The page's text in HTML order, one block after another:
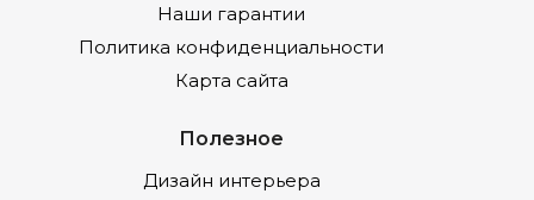
Наши гарантии
Политика конфиденциальности
Карта сайта
Полезное
Дизайн интерьера